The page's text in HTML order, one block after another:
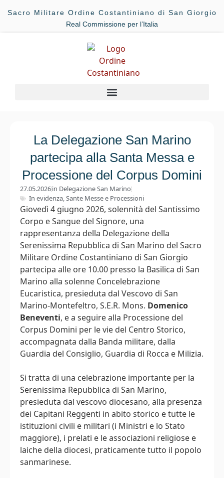
Sacro Militare Ordine Costantiniano di San Giorgio
Real Commissione per l’Italia
La Delegazione San Marino
partecipa alla Santa Messa e
Processione del Corpus Domini
27.05.2026in Delegazione San Marino
In evidenza,Sante Messe e Processioni
Giovedì 4 giugno 2026, solennità del Santissimo
Corpo e Sangue del Signore, una
rappresentanza della Delegazione della
Serenissima Repubblica di San Marino del Sacro
Militare Ordine Costantiniano di San Giorgio
partecipa alle ore 10.00 presso la Basilica di San
Marino alla solenne Concelebrazione
Eucaristica, presieduta dal Vescovo di San
Marino-Montefeltro, S.E.R. Mons. Domenico
Beneventi, e a seguire alla Processione del
Corpus Domini per le vie del Centro Storico,
accompagnata dalla Banda militare, dalla
Guardia del Consiglio, Guardia di Rocca e Milizia.
Si tratta di una celebrazione importante per la
Serenissima Repubblica di San Marino,
presieduta dal vescovo diocesano, alla presenza
dei Capitani Reggenti in abito storico e tutte le
istituzioni civili e militari (i Ministri e lo Stato
maggiore), i prelati e le associazioni religiose e
laiche della diocesi, praticamente tutto il popolo
sanmarinese.